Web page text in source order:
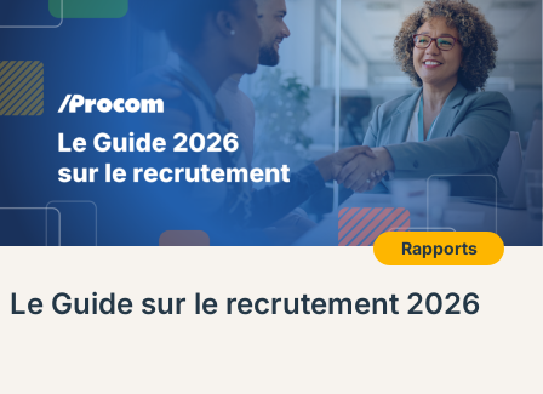
Rapports
Le Guide sur le recrutement 2026